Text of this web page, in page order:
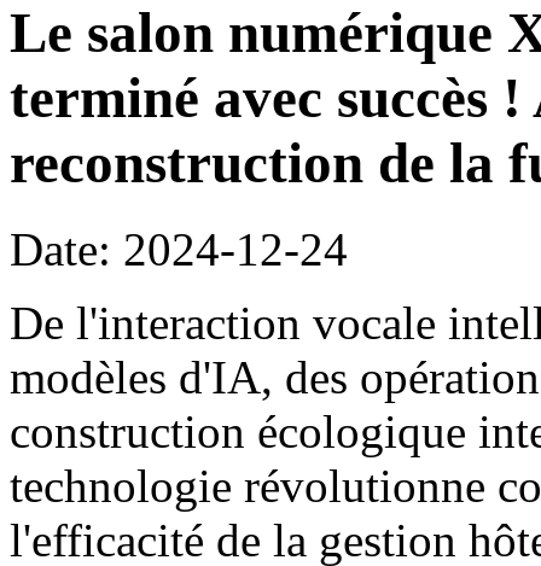
Le salon numérique
terminé avec succès
reconstruction de la
Date: 2024-12-24
De l'interaction vocale
modèles d'IA, des
construction écologique
technologie révolutionne
l'efficacité de la gestion